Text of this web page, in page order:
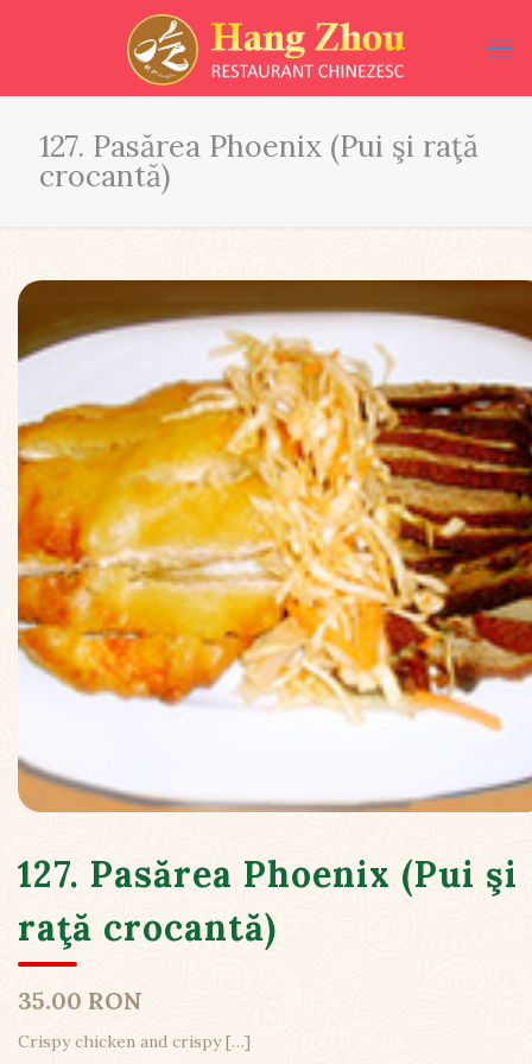
127. Pasărea Phoenix (Pui şi raţă
crocantă)
127. Pasărea Phoenix (Pui şi
raţă crocantă)
35.00 RON
Crispy chicken and crispy[…]